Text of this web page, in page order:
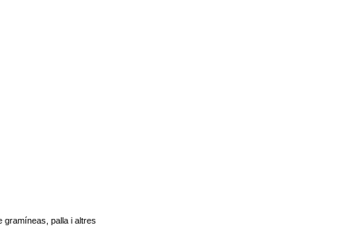
gramíneas, palla i altres